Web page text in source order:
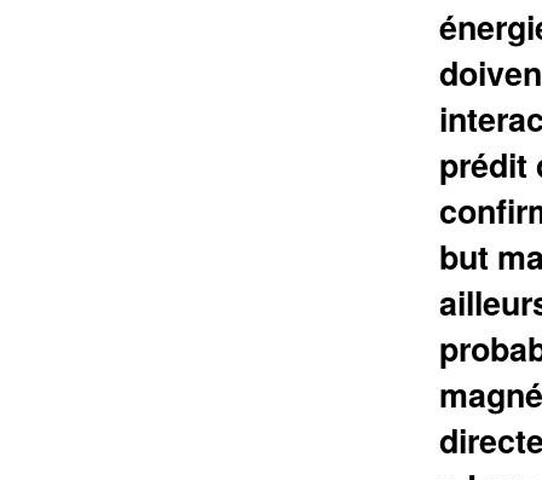
prédit
but